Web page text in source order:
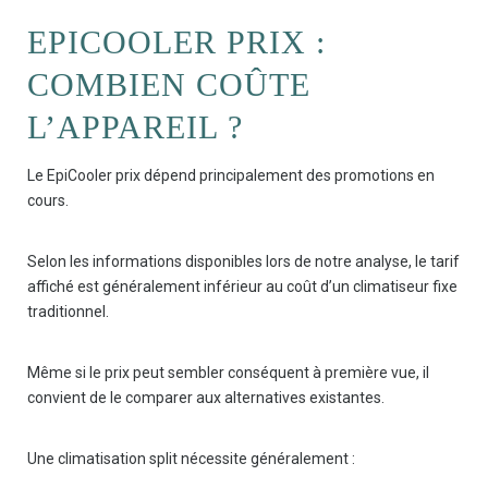
EPICOOLER PRIX :
COMBIEN COÛTE
L’APPAREIL ?
Le EpiCooler prix dépend principalement des promotions en
cours.
Selon les informations disponibles lors de notre analyse, le tarif
affiché est généralement inférieur au coût d’un climatiseur fixe
traditionnel.
Même si le prix peut sembler conséquent à première vue, il
convient de le comparer aux alternatives existantes.
Une climatisation split nécessite généralement :